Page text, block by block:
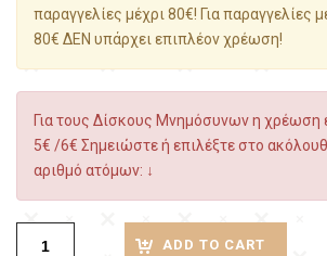
παραγγελίες μέχρι 80€! Για παραγγελίες
80€ ΔΕΝ υπάρχει επιπλέον χρέωση!
Για τους Δίσκους Μνημόσυνων η χρέωση
5€ /6€ Σημειώστε ή επιλέξτε στο
αριθμό ατόμων: ↓
ADD TO CART